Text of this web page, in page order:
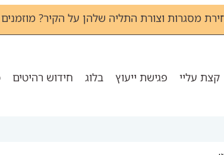
מסגרות וצורת התליה שלהן על הקיר? מוזמנים לשוחח
קצת עליי פגישת ייעוץ בלוג חידוש רהיטים